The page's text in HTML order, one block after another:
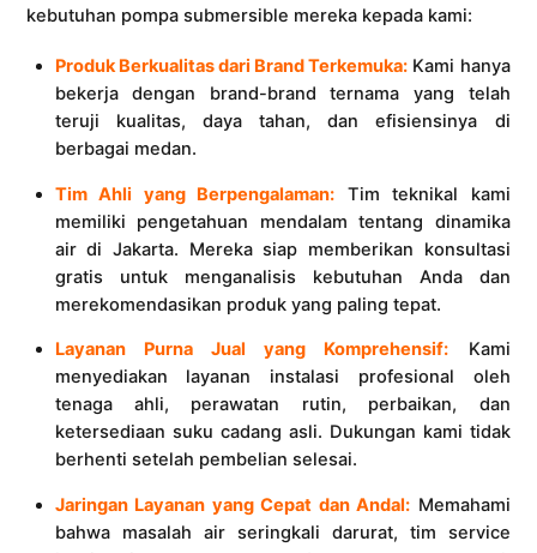
kebutuhan pompa submersible mereka kepada kami:
Produk Berkualitas dari Brand Terkemuka: Kami hanya
bekerja dengan brand-brand ternama yang telah
teruji kualitas, daya tahan, dan efisiensinya di
berbagai medan.
Tim Ahli yang Berpengalaman:
Tim teknikal kami
memiliki pengetahuan mendalam tentang dinamika
air di Jakarta. Mereka siap memberikan konsultasi
gratis untuk menganalisis kebutuhan Anda dan
merekomendasikan produk yang paling tepat.
Layanan Purna Jual yang Komprehensif: Kami
menyediakan layanan instalasi profesional oleh
tenaga ahli, perawatan rutin, perbaikan, dan
ketersediaan suku cadang asli. Dukungan kami tidak
berhenti setelah pembelian selesai.
Jaringan Layanan yang Cepat dan Andal: Memahami
bahwa masalah air seringkali darurat, tim service